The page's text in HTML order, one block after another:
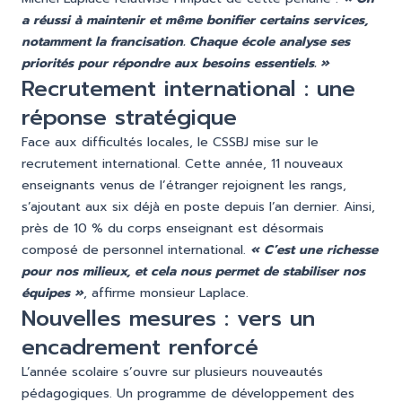
a réussi à maintenir et même bonifier certains services,
notamment la francisation. Chaque école analyse ses
priorités pour répondre aux besoins essentiels. »
Recrutement international : une
réponse stratégique
Face aux difficultés locales, le CSSBJ mise sur le
recrutement international. Cette année, 11 nouveaux
enseignants venus de l’étranger rejoignent les rangs,
s’ajoutant aux six déjà en poste depuis l’an dernier. Ainsi,
près de 10 % du corps enseignant est désormais
composé de personnel international. « C’est une richesse
pour nos milieux, et cela nous permet de stabiliser nos
équipes », affirme monsieur Laplace.
Nouvelles mesures : vers un
encadrement renforcé
L’année scolaire s’ouvre sur plusieurs nouveautés
pédagogiques. Un programme de développement des